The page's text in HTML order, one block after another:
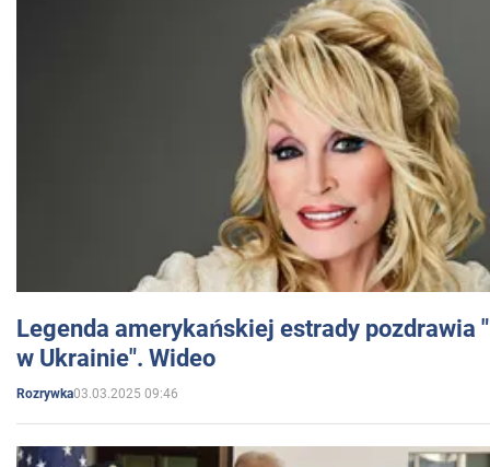
Legenda amerykańskiej estrady pozdrawia
w Ukrainie". Wideo
Rozrywka03.03.2025 09:46